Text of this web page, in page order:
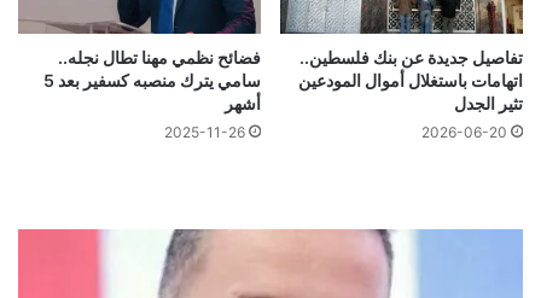
تفاصيل جديدة عن بنك فلسطين..
اتهامات باستغلال أموال المودعين
تثير الجدل
2026-06-20
فضائح نظمي مهنا تطال نجله..
سامي يترك منصبه كسفير بعد 5
أشهر
2025-11-26